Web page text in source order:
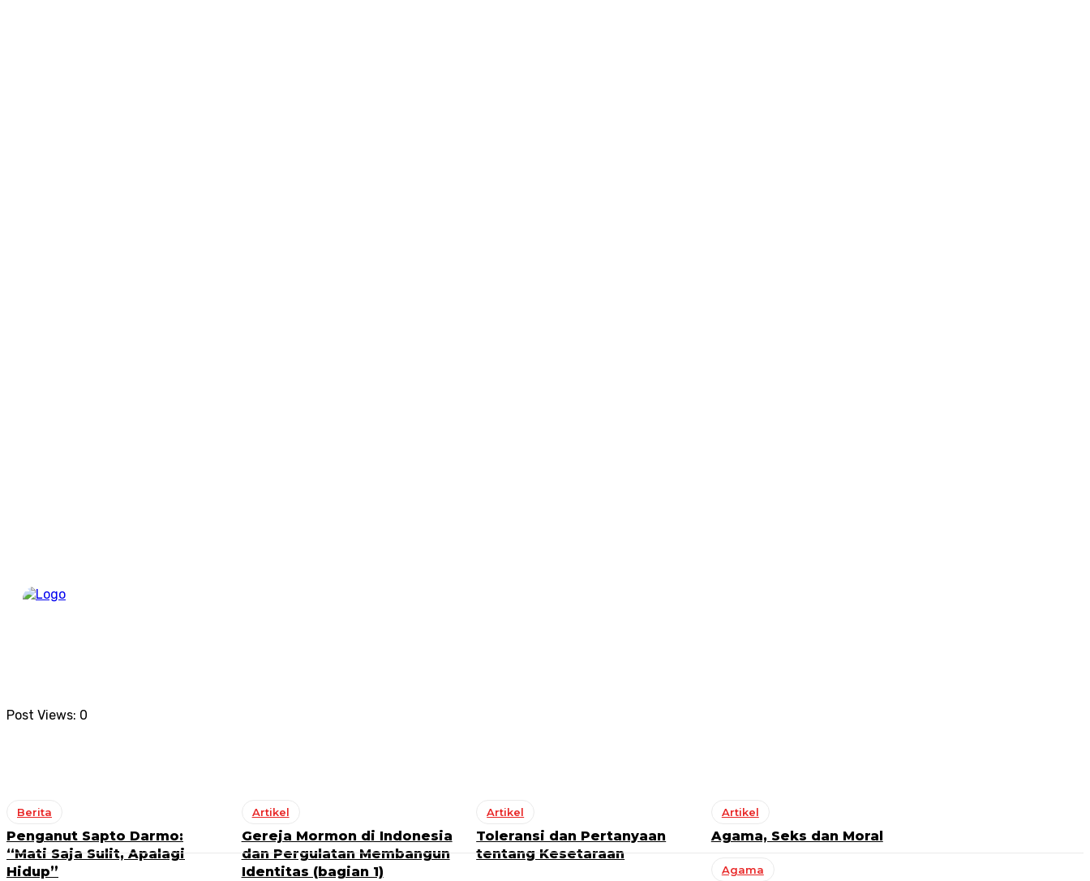
Post Views: 0
Berita
Penganut Sapto Darmo:
“Mati Saja Sulit, Apalagi
Hidup”
Artikel
Gereja Mormon di Indonesia
dan Pergulatan Membangun
Identitas (bagian 1)
Artikel
Toleransi dan Pertanyaan
tentang Kesetaraan
Artikel
Agama, Seks dan Moral
Agama